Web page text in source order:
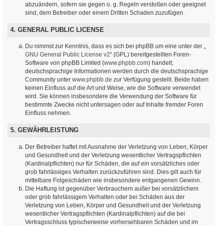
abzuändern, sofern sie gegen o. g. Regeln verstoßen oder geeignet
sind, dem Betreiber oder einem Dritten Schaden zuzufügen.
4. GENERAL PUBLIC LICENSE
Du nimmst zur Kenntnis, dass es sich bei phpBB um eine unter der „
GNU General Public License v2“ (GPL) bereitgestellten Foren-
Software von phpBB Limited (www.phpbb.com) handelt;
deutschsprachige Informationen werden durch die deutschsprachige
Community unter www.phpbb.de zur Verfügung gestellt. Beide haben
keinen Einfluss auf die Art und Weise, wie die Software verwendet
wird. Sie können insbesondere die Verwendung der Software für
bestimmte Zwecke nicht untersagen oder auf Inhalte fremder Foren
Einfluss nehmen.
5. GEWÄHRLEISTUNG
Der Betreiber haftet mit Ausnahme der Verletzung von Leben, Körper
und Gesundheit und der Verletzung wesentlicher Vertragspflichten
(Kardinalpflichten) nur für Schäden, die auf ein vorsätzliches oder
grob fahrlässiges Verhalten zurückzuführen sind. Dies gilt auch für
mittelbare Folgeschäden wie insbesondere entgangenen Gewinn.
Die Haftung ist gegenüber Verbrauchern außer bei vorsätzlichem
oder grob fahrlässigem Verhalten oder bei Schäden aus der
Verletzung von Leben, Körper und Gesundheit und der Verletzung
wesentlicher Vertragspflichten (Kardinalpflichten) auf die bei
Vertragsschluss typischerweise vorhersehbaren Schäden und im